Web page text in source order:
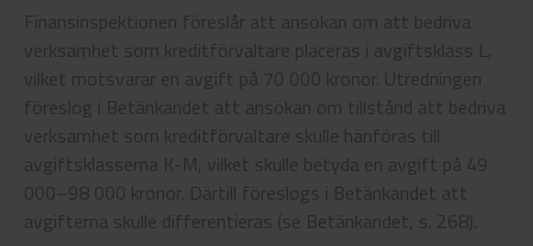
Finansinspektionen föreslår att ansökan om att bedriva
verksamhet som kreditförvaltare placeras i avgiftsklass L,
vilket motsvarar en avgift på 70 000 kronor. Utredningen
föreslog i Betänkandet att ansökan om tillstånd att bedriva
verksamhet som kreditförvaltare skulle hänföras till
avgiftsklasserna K-M, vilket skulle betyda en avgift på 49
000–98 000 kronor. Därtill föreslogs i Betänkandet att
avgifterna skulle differentieras (se Betänkandet, s. 268).